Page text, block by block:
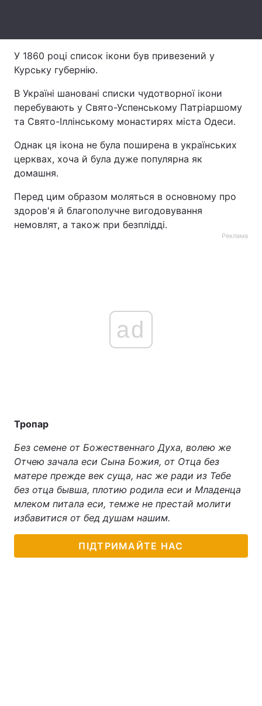
Контакти
Послуги
Тема оформлення
У 1860 році список ікони був привезений у
Курську губернію.
В Україні шановані списки чудотворної ікони
перебувають у Свято-Успенському Патріаршому
та Свято-Іллінському монастирях міста Одеси.
Однак ця ікона не була поширена в українських
церквах, хоча й була дуже популярна як
домашня.
Перед цим образом моляться в основному про
здоров'я й благополучне вигодовування
немовлят, а також при безплідді.
Реклама
ad
Тропар
Без семене от Божественнаго Духа, волею же
Отчею зачала еси Сына Божия, от Отца без
матере прежде век суща, нас же ради из Тебе
без отца бывша, плотию родила еси и Младенца
млеком питала еси, темже не престай молити
избавитися от бед душам нашим.
ПІДТРИМАЙТЕ НАС